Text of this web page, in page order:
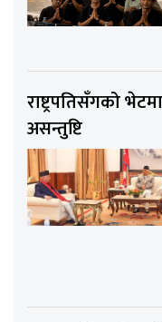
राष्ट्रपतिसँगको
असन्तुष्टि